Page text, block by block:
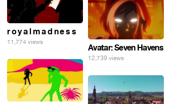
r o y a l m a d n e s s
11,774 views
Avatar: Seven Havens
12,739 views